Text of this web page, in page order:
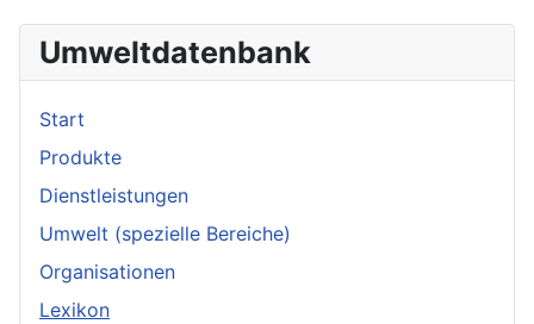
Umweltdatenbank
Start
Produkte
Dienstleistungen
Umwelt (spezielle Bereiche)
Organisationen
Lexikon